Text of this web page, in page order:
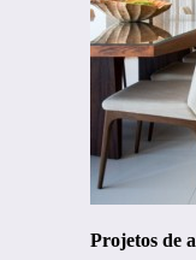
Projetos de